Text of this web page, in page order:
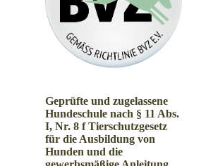
Geprüfte und zugelassene
Hundeschule nach § 11 Abs.
I, Nr. 8 f Tierschutzgesetz
für die Ausbildung von
Hunden und die